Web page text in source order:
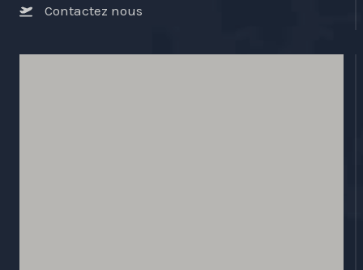
Contactez nous